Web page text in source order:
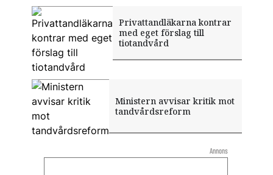
Privattandläkarna kontrar
med eget förslag till
tiotandvård
Ministern avvisar kritik mot
tandvårdsreform
Annons